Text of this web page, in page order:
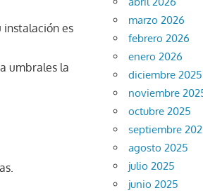
instalación es
umbrales la
marzo 2026
febrero 2026
enero 2026
diciembre 2025
noviembre
octubre 2025
septiembre
agosto 2025
julio 2025
junio 2025